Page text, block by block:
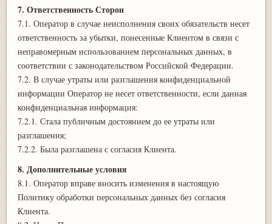
7. Ответственность Сторон
7.1. Оператор в случае неисполнения своих обязательств несет
ответственность за убытки, понесенные Клиентом в связи с
неправомерным использованием персональных данных, в
соответствии с законодательством Российской Федерации.
7.2. В случае утраты или разглашения конфиденциальной
информации Оператор не несет ответственности, если данная
конфиденциальная информация:
7.2.1. Стала публичным достоянием до ее утраты или
разглашения;
7.2.2. Была разглашена с согласия Клиента.
8. Дополнительные условия
8.1. Оператор вправе вносить изменения в настоящую
Политику обработки персональных данных без согласия
Клиента.